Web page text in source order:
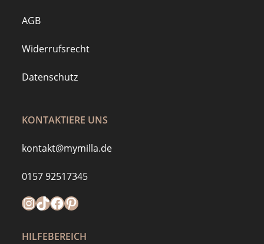
AGB
Widerrufsrecht
Datenschutz
KONTAKTIERE UNS
kontakt@mymilla.de
0157 92517345
Instagram
https://www.tiktok.com/@mymilla.de
Facebook
Pinterest
HILFEBEREICH